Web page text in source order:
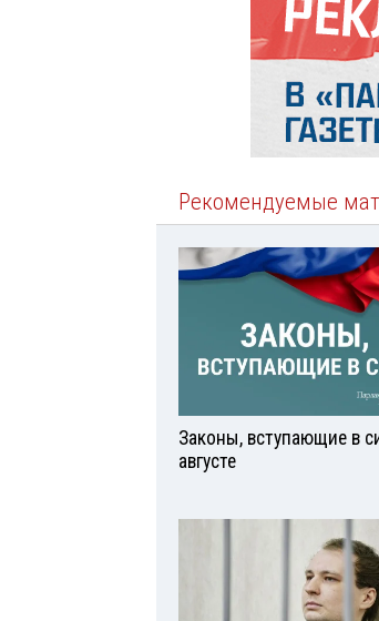
Рекомендуемые
Законы, вступающие в
августе